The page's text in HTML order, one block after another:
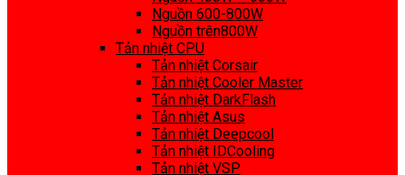
Nguồn 600-800W
Nguồn trên800W
Tản nhiệt CPU
Tản nhiệt Corsair
Tản nhiệt Cooler Master
Tản nhiệt DarkFlash
Tản nhiệt Asus
Tản nhiệt Deepcool
Tản nhiệt IDCooling
Tản nhiệt VSP